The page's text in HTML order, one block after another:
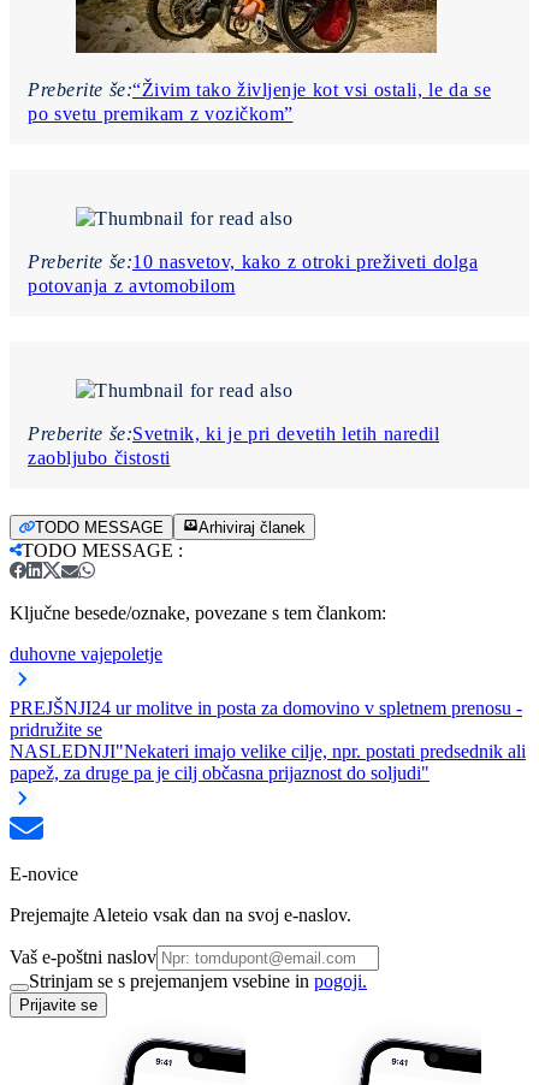
Preberite še:“Živim tako življenje kot vsi ostali, le da se
po svetu premikam z vozičkom”
Preberite še:10 nasvetov, kako z otroki preživeti dolga
potovanja z avtomobilom
Preberite še:Svetnik, ki je pri devetih letih naredil
zaobljubo čistosti
TODO MESSAGE Arhiviraj članek
TODO MESSAGE :
Ključne besede/oznake, povezane s tem člankom:
duhovne vajepoletje
PREJŠNJI24 ur molitve in posta za domovino v spletnem prenosu -
pridružite se
NASLEDNJI"Nekateri imajo velike cilje, npr. postati predsednik ali
papež, za druge pa je cilj občasna prijaznost do soljudi"
E-novice
Prejemajte Aleteio vsak dan na svoj e-naslov.
Vaš e-poštni naslov
Strinjam se s prejemanjem vsebine in pogoji.
Prijavite se